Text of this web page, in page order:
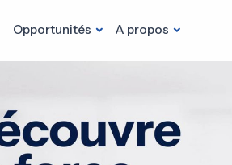
Opportunités A propos